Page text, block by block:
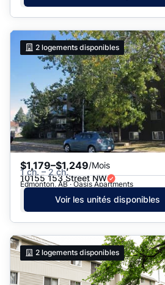
2 logements disponibles
$1,179–$1,249/Mois
1 ch. – 2 ch.
10155 153 Street NW
Edmonton, AB · Oasis Apartments
Voir les unités disponibles
2 logements disponibles